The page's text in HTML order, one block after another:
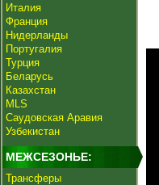
Италия
Франция
Нидерланды
Португалия
Турция
Беларусь
Казахстан
MLS
Саудовская Аравия
Узбекистан
МЕЖСЕЗОНЬЕ:
Трансферы